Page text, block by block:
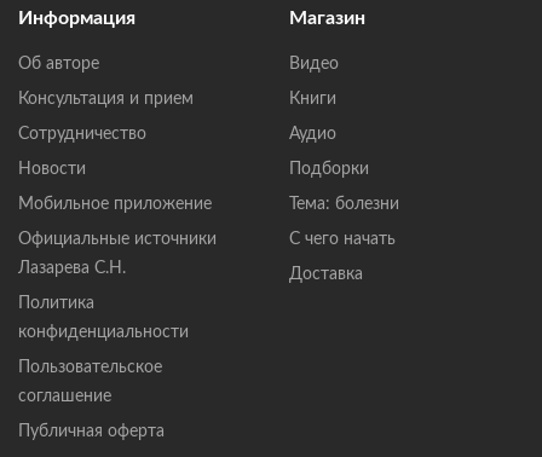
Информация
Об авторе
Консультация и прием
Сотрудничество
Новости
Мобильное приложение
Официальные источники
Лазарева С.Н.
Политика
конфиденциальности
Пользовательское
соглашение
Публичная оферта
Магазин
Видео
Книги
Аудио
Подборки
Тема: болезни
С чего начать
Доставка